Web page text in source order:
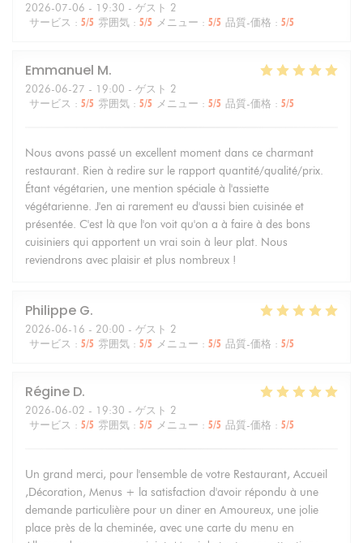
2026-07-06 - 19:30 - ゲスト 2
サービス : 5/5 雰囲気 : 5/5 メニュー : 5/5 品質-価格 : 5/5
Emmanuel M
2026-06-27 - 19:00 - ゲスト 2
サービス : 5/5 雰囲気 : 5/5 メニュー : 5/5 品質-価格 : 5/5
Nous avons passé un excellent moment dans ce charmant
restaurant. Rien à redire sur le rapport quantité/qualité/prix.
Étant végétarien, une mention spéciale à l'assiette
végétarienne. J'en ai rarement eu d'aussi bien cuisinée et
présentée. C'est là que l'on voit qu'on a à faire à des bons
cuisiniers qui apportent un vrai soin à leur plat. Nous
reviendrons avec plaisir et plus nombreux !
Philippe G
2026-06-16 - 20:00 - ゲスト 2
サービス : 5/5 雰囲気 : 5/5 メニュー : 5/5 品質-価格 : 5/5
Régine D
2026-06-02 - 19:30 - ゲスト 2
サービス : 5/5 雰囲気 : 5/5 メニュー : 5/5 品質-価格 : 5/5
Un grand merci, pour l'ensemble de votre Restaurant, Accueil
,Décoration, Menus + la satisfaction d'avoir répondu à une
demande particulière pour un diner en Amoureux, une jolie
place près de la cheminée, avec une carte du menu en